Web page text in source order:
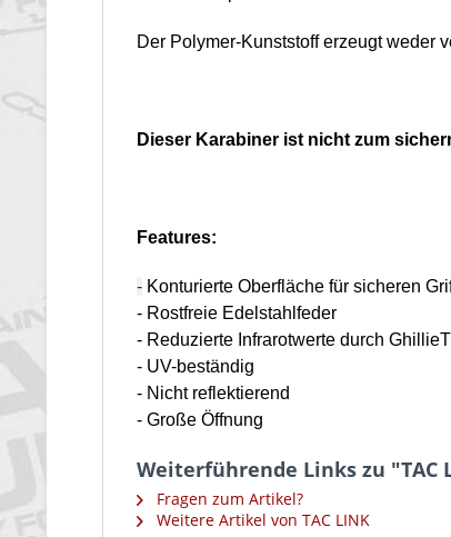
Der Polymer-Kunststoff erzeugt weder
Dieser Karabiner ist nicht zum
Features:
- Konturierte Oberfläche für sicheren
- Rostfreie Edelstahlfeder
- Reduzierte Infrarotwerte durch
- UV-beständig
- Nicht reflektierend
- Große Öffnung
Weiterführende Links zu "TAC
Fragen zum Artikel?
Weitere Artikel von TAC LINK